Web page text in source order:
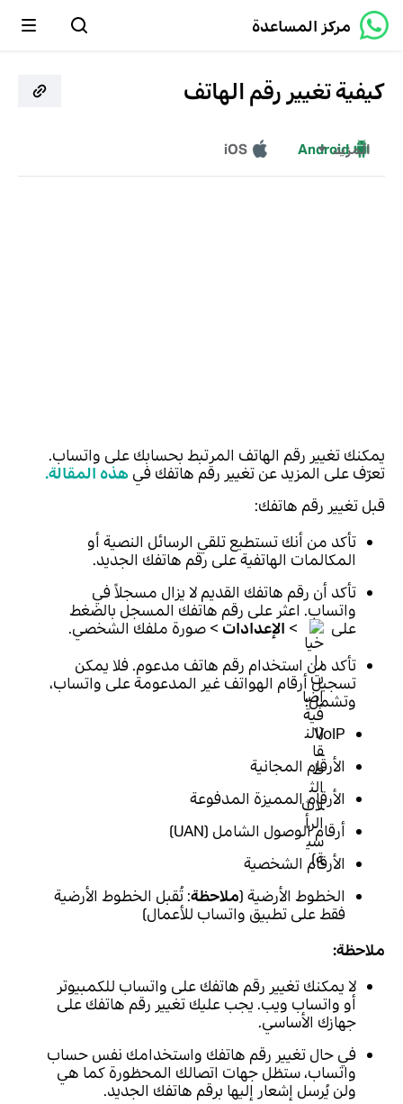
مركز المساعدة
كيفية تغيير رقم الهاتف
Android
iOS المزيد
يمكنك تغيير رقم الهاتف المرتبط بحسابك على واتساب.
تعرّف على المزيد عن تغيير رقم هاتفك في هذه المقالة.
قبل تغيير رقم هاتفك:
تأكد من أنك تستطيع تلقي الرسائل النصية أو
المكالمات الهاتفية على رقم هاتفك الجديد.
تأكد أن رقم هاتفك القديم لا يزال مسجلاً في
واتساب. اعثر على رقم هاتفك المسجل بالضغط
على
> الإعدادات > صورة ملفك الشخصي.
تأكد من استخدام رقم هاتف مدعوم. فلا يمكن
تسجيل أرقام الهواتف غير المدعومة على واتساب،
وتشمل:
VoIP
الأرقام المجانية
الأرقام المميزة المدفوعة
أرقام الوصول الشامل (UAN)
الأرقام الشخصية
الخطوط الأرضية (ملاحظة: تُقبل الخطوط الأرضية
فقط على تطبيق واتساب للأعمال)
ملاحظة:
لا يمكنك تغيير رقم هاتفك على واتساب للكمبيوتر
أو واتساب ويب. يجب عليك تغيير رقم هاتفك على
جهازك الأساسي.
في حال تغيير رقم هاتفك واستخدامك نفس حساب
واتساب، ستظل جهات اتصالك المحظورة كما هي
ولن يُرسل إشعار إليها برقم هاتفك الجديد.